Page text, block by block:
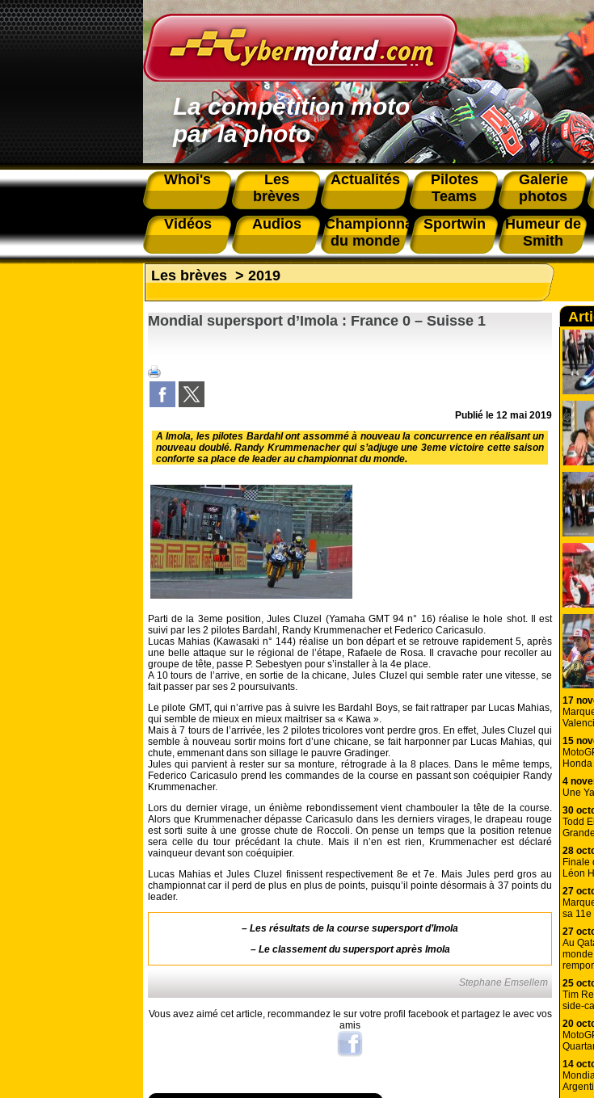
La compétition moto
par la photo
Whoi's
Les
brèves
Actualités
Pilotes
Teams
Galerie
photos
Vidéos
Audios
Championnat
du monde
Sportwin
Humeur de
Smith
Les brèves > 2019
Mondial supersport d’Imola : France 0 – Suisse 1
Publié le 12 mai 2019
A Imola, les pilotes Bardahl ont assommé à nouveau la concurrence en réalisant un
nouveau doublé. Randy Krummenacher qui s’adjuge une 3eme victoire cette saison
conforte sa place de leader au championnat du monde.
Parti de la 3eme position, Jules Cluzel (Yamaha GMT 94 n° 16) réalise le hole shot. Il est
suivi par les 2 pilotes Bardahl, Randy Krummenacher et Federico Caricasulo.
Lucas Mahias (Kawasaki n° 144) réalise un bon départ et se retrouve rapidement 5, après
une belle attaque sur le régional de l’étape, Rafaele de Rosa. Il cravache pour recoller au
groupe de tête, passe P. Sebestyen pour s’installer à la 4e place.
A 10 tours de l’arrive, en sortie de la chicane, Jules Cluzel qui semble rater une vitesse, se
fait passer par ses 2 poursuivants.
Le pilote GMT, qui n’arrive pas à suivre les Bardahl Boys, se fait rattraper par Lucas Mahias,
qui semble de mieux en mieux maitriser sa « Kawa ».
Mais à 7 tours de l’arrivée, les 2 pilotes tricolores vont perdre gros. En effet, Jules Cluzel qui
semble à nouveau sortir moins fort d’une chicane, se fait harponner par Lucas Mahias, qui
chute, emmenant dans son sillage le pauvre Gradinger.
Jules qui parvient à rester sur sa monture, rétrograde à la 8 places. Dans le même temps,
Federico Caricasulo prend les commandes de la course en passant son coéquipier Randy
Krummenacher.
Lors du dernier virage, un énième rebondissement vient chambouler la tête de la course.
Alors que Krummenacher dépasse Caricasulo dans les derniers virages, le drapeau rouge
est sorti suite à une grosse chute de Roccoli. On pense un temps que la position retenue
sera celle du tour précédant la chute. Mais il n’en est rien, Krummenacher est déclaré
vainqueur devant son coéquipier.
Lucas Mahias et Jules Cluzel finissent respectivement 8e et 7e. Mais Jules perd gros au
championnat car il perd de plus en plus de points, puisqu’il pointe désormais à 37 points du
leader.
– Les résultats de la course supersport d’Imola
– Le classement du supersport après Imola
Stephane Emsellem
Vous avez aimé cet article, recommandez le sur votre profil facebook et partagez le avec vos
amis
17
15
4
Une
30
Todd
28
Finale
Léon
27
sa
27
Au
25
Tim
side-
20
14